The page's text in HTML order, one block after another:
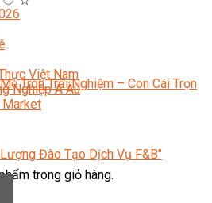
Việt Nam
Nghiệp Á Âu
trong giỏ hàng.
Tròn Trải Nghiệm – Con Cái Trọn
Đào Tạo Dịch Vụ F&B"